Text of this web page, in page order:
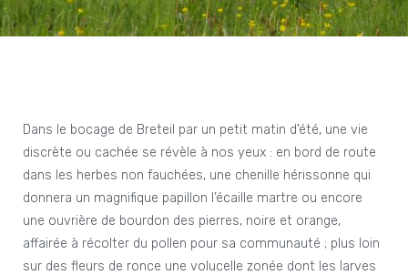
Dans le bocage de Breteil par un petit matin d’été, une vie
discrète ou cachée se révèle à nos yeux : en bord de route
dans les herbes non fauchées, une chenille hérissonne qui
donnera un magnifique papillon l’écaille martre ou encore
une ouvrière de bourdon des pierres, noire et orange,
affairée à récolter du pollen pour sa communauté ; plus loin
sur des fleurs de ronce une volucelle zonée dont les larves